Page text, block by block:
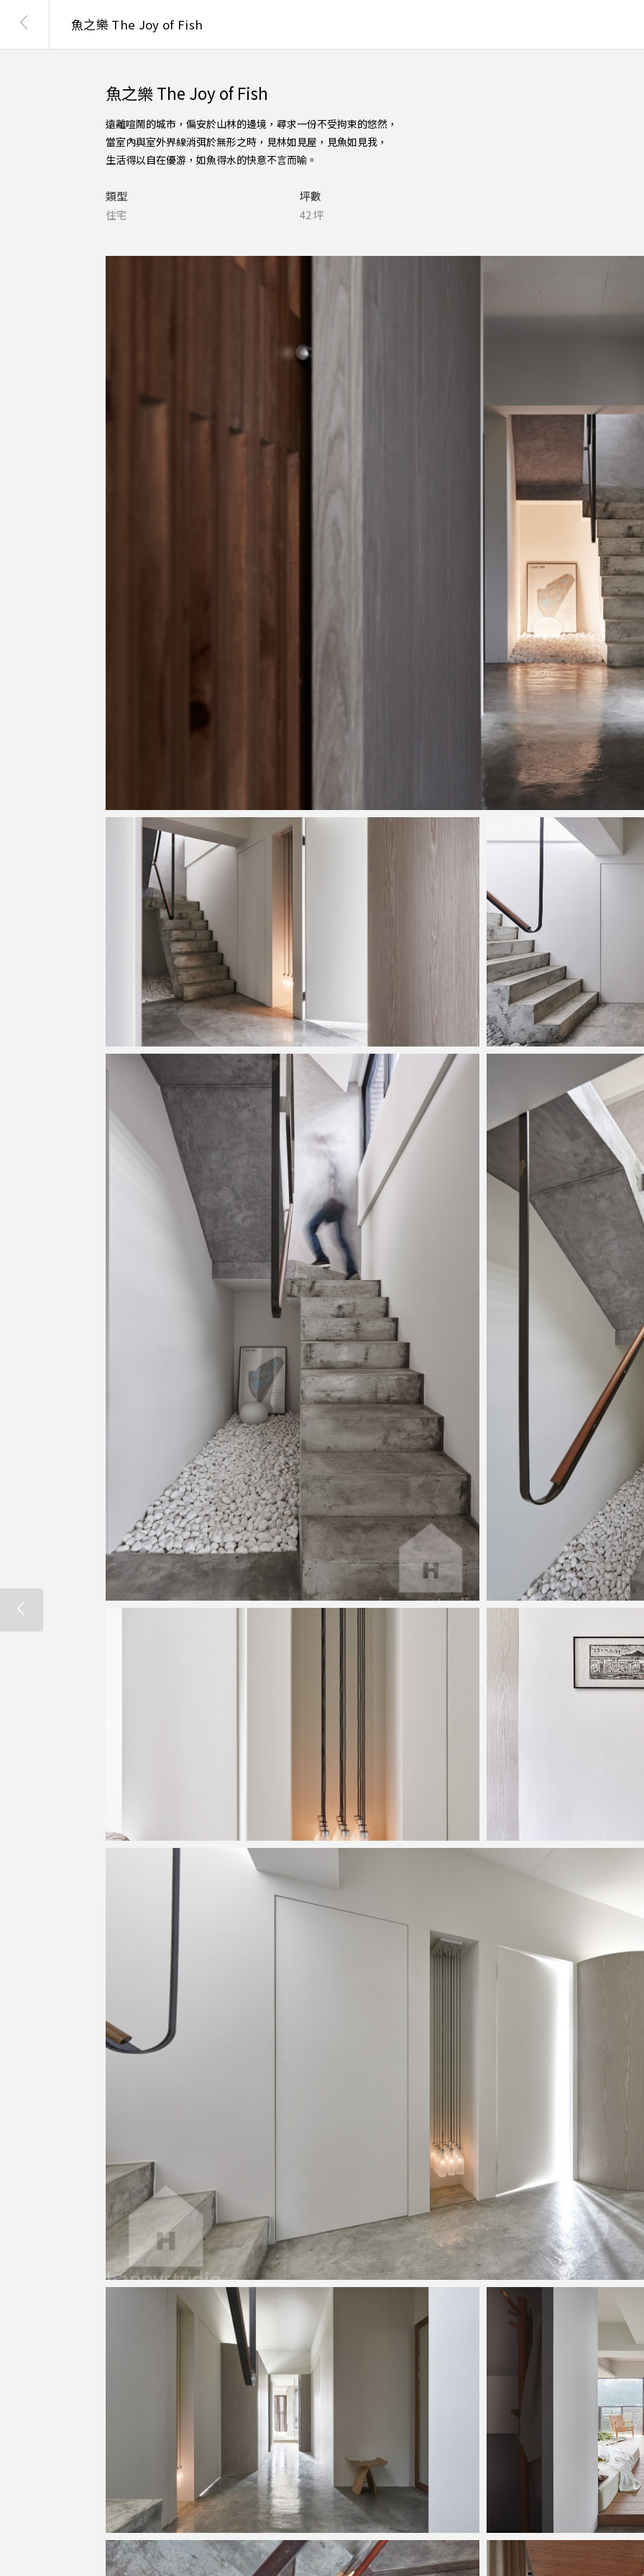
魚之樂 The Joy of Fish
魚之樂 The Joy of Fish
遠離喧鬧的城市，偏安於山林的邊境，尋求一份不受拘束的悠然，
當室內與室外界線消弭於無形之時，見林如見屋，見魚如見我，
生活得以自在優游，如魚得水的快意不言而喻。
類型
住宅
坪數
42 坪